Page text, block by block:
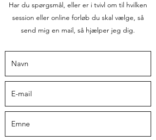
Har du spørgsmål, eller er i tvivl om til hvilken
session eller online forløb du skal vælge, så
send mig en mail, så hjælper jeg dig.